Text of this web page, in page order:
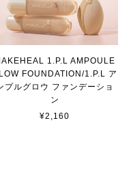
1.P.L AMPOULE
FOUNDATION/1.P.L ア
プルグロウ ファンデーショ
ン
¥2,160